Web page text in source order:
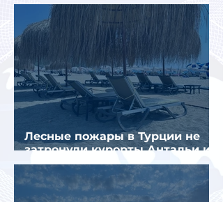
Лесные пожары в Турции не
затронули курорты Антальи и
Муглы